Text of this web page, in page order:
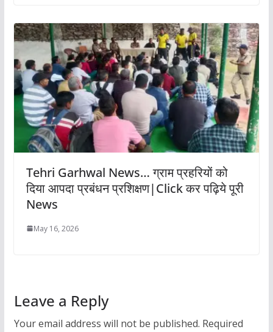
Tehri Garhwal News… ग्राम प्रहरियों को
दिया आपदा प्रबंधन प्रशिक्षण|Click कर पढ़िये पूरी
News
May 16, 2026
Leave a Reply
Your email address will not be published. Required